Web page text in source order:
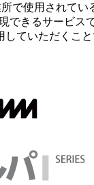
で使用されて
できるサービスで
ていただくこと